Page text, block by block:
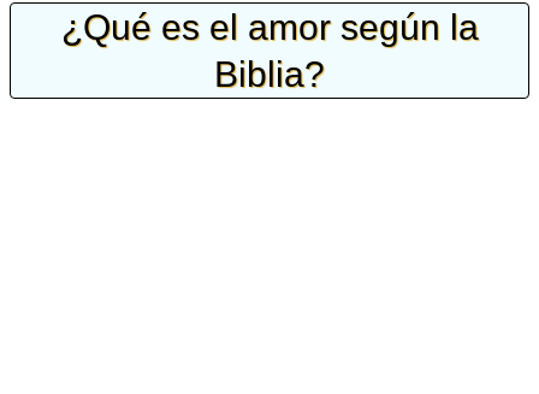
¿Qué es el amor según la
Biblia?